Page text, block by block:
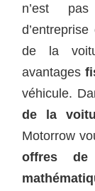
n’est
de la
avantages
véhicule.
de la
Motorrow
offres de